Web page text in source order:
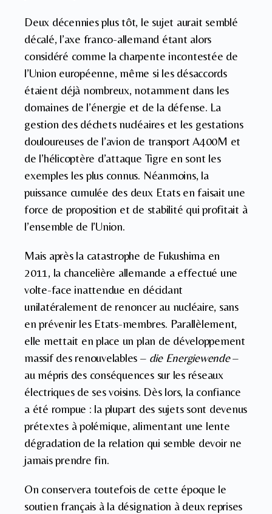
Deux décennies plus tôt, le sujet aurait semblé
décalé, l’axe franco-allemand étant alors
considéré comme la charpente incontestée de
l’Union européenne, même si les désaccords
étaient déjà nombreux, notamment dans les
domaines de l’énergie et de la défense. La
gestion des déchets nucléaires et les gestations
douloureuses de l’avion de transport A400M et
de l’hélicoptère d’attaque Tigre en sont les
exemples les plus connus. Néanmoins, la
puissance cumulée des deux Etats en faisait une
force de proposition et de stabilité qui profitait à
l’ensemble de l’Union.
Mais après la catastrophe de Fukushima en
2011, la chancelière allemande a effectué une
volte-face inattendue en décidant
unilatéralement de renoncer au nucléaire, sans
en prévenir les Etats-membres. Parallèlement,
elle mettait en place un plan de développement
massif des renouvelables – die Energiewende–
au mépris des conséquences sur les réseaux
électriques de ses voisins. Dès lors, la confiance
a été rompue : la plupart des sujets sont devenus
prétextes à polémique, alimentant une lente
dégradation de la relation qui semble devoir ne
jamais prendre fin.
On conservera toutefois de cette époque le
soutien français à la désignation à deux reprises